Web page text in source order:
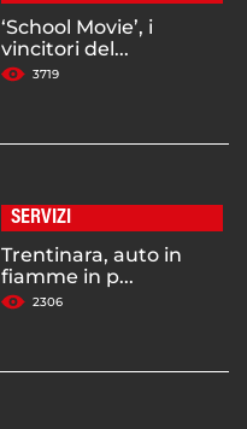
‘School Movie’, i
vincitori del...
3719
SERVIZI
Trentinara, auto in
fiamme in p...
2306